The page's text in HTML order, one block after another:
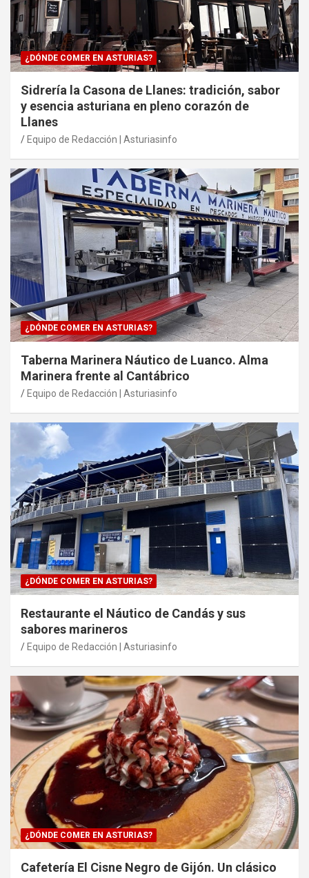
¿DÓNDE COMER EN ASTURIAS?
Sidrería la Casona de Llanes: tradición, sabor
y esencia asturiana en pleno corazón de
Llanes
Equipo de Redacción | Asturiasinfo
¿DÓNDE COMER EN ASTURIAS?
Taberna Marinera Náutico de Luanco. Alma
Marinera frente al Cantábrico
Equipo de Redacción | Asturiasinfo
¿DÓNDE COMER EN ASTURIAS?
Restaurante el Náutico de Candás y sus
sabores marineros
Equipo de Redacción | Asturiasinfo
¿DÓNDE COMER EN ASTURIAS?
Cafetería El Cisne Negro de Gijón. Un clásico